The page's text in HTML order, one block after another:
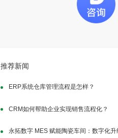
推荐新闻
ERP系统仓库管理流程是怎样？
CRM如何帮助企业实现销售流程化？
永拓数字 MES 赋能陶瓷车间：数字化